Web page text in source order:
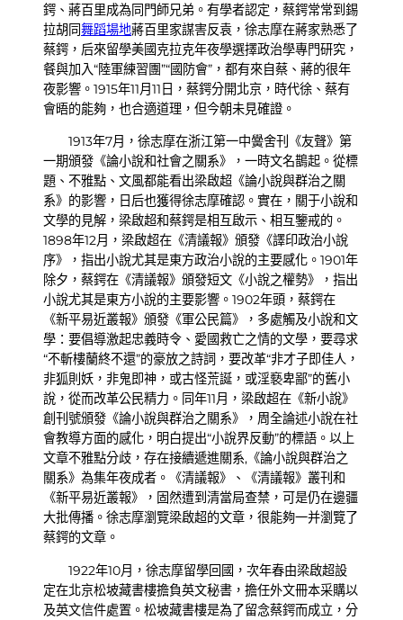
鍔、蔣百里成為同門師兄弟。有學者認定，蔡鍔常常到錫
拉胡同舞蹈場地蔣百里家謀害反袁，徐志摩在蔣家熟悉了
蔡鍔，后來留學美國克拉克年夜學選擇政治學專門研究，
餐與加入“陸軍練習團”“國防會”，都有來自蔡、蔣的很年
夜影響。1915年11月11日，蔡鍔分開北京，時代徐、蔡有
會晤的能夠，也合適道理，但今朝未見確證。
1913年7月，徐志摩在浙江第一中黌舍刊《友聲》第
一期頒發《論小說和社會之關系》，一時文名鵲起。從標
題、不雅點、文風都能看出梁啟超《論小說與群治之關
系》的影響，日后也獲得徐志摩確認。實在，關于小說和
文學的見解，梁啟超和蔡鍔是相互啟示、相互鑒戒的。
1898年12月，梁啟超在《清議報》頒發《譯印政治小說
序》，指出小說尤其是東方政治小說的主要感化。1901年
除夕，蔡鍔在《清議報》頒發短文《小說之權勢》，指出
小說尤其是東方小說的主要影響。1902年頭，蔡鍔在
《新平易近叢報》頒發《軍公民篇》，多處觸及小說和文
學：要倡導激起忠義時令、愛國救亡之情的文學，要尋求
“不斬樓蘭終不還”的豪放之詩詞，要改革“非才子即佳人，
非狐則妖，非鬼即神，或古怪荒誕，或淫褻卑鄙”的舊小
說，從而改革公民精力。同年11月，梁啟超在《新小說》
創刊號頒發《論小說與群治之關系》，周全論述小說在社
會教導方面的感化，明白提出“小說界反動”的標語。以上
文章不雅點分歧，存在接續遞進關系,《論小說與群治之
關系》為集年夜成者。《清議報》、《清議報》叢刊和
《新平易近叢報》，固然遭到清當局查禁，可是仍在邊疆
大批傳播。徐志摩瀏覽梁啟超的文章，很能夠一并瀏覽了
蔡鍔的文章。
1922年10月，徐志摩留學回國，次年春由梁啟超設
定在北京松坡藏書樓擔負英文秘書，擔任外文冊本采購以
及英文信件處置。松坡藏書樓是為了留念蔡鍔而成立，分